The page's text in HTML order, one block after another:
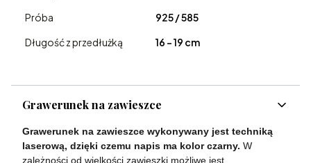
Próba
925 / 585
Długość z przedłużką
16 - 19 cm
Grawerunek na zawieszce
Grawerunek na zawieszce wykonywany jest techniką
laserową, dzięki czemu napis ma kolor czarny. W
zależności od wielkości zawieszki możliwe jest